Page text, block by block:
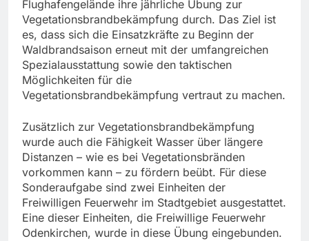
Flughafengelände ihre jährliche Übung zur
Vegetationsbrandbekämpfung durch. Das Ziel ist
es, dass sich die Einsatzkräfte zu Beginn der
Waldbrandsaison erneut mit der umfangreichen
Spezialausstattung sowie den taktischen
Möglichkeiten für die
Vegetationsbrandbekämpfung vertraut zu machen.
Zusätzlich zur Vegetationsbrandbekämpfung
wurde auch die Fähigkeit Wasser über längere
Distanzen – wie es bei Vegetationsbränden
vorkommen kann – zu fördern beübt. Für diese
Sonderaufgabe sind zwei Einheiten der
Freiwilligen Feuerwehr im Stadtgebiet ausgestattet.
Eine dieser Einheiten, die Freiwillige Feuerwehr
Odenkirchen, wurde in diese Übung eingebunden.